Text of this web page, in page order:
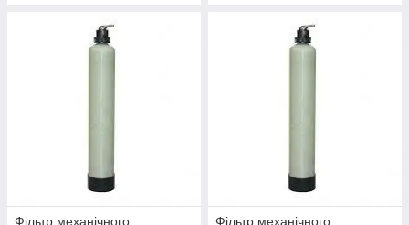
Фільтр механічного
Фільтр механічного